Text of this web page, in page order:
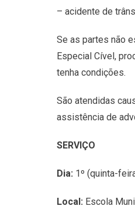
– acidente de
Se as partes não
Especial Cível,
tenha condições.
São atendidas
assistência de
SERVIÇO
Dia: 1º (quinta-
Local: Escola